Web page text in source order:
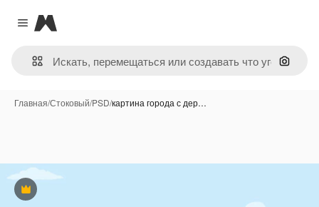
Close menu
Magnific
Поиск
Главная/Стоковый/PSD/картина города с дер…
Премиум